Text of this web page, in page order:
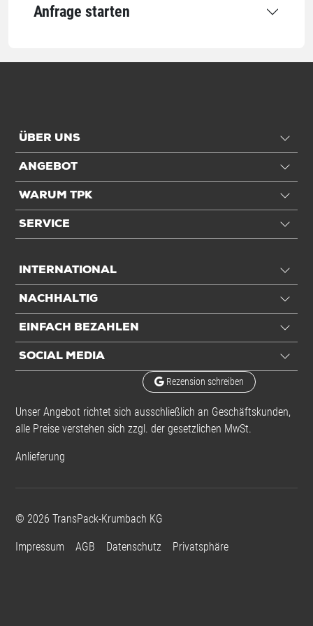
Qualität
Für DIN-Format DIN D3
Einheiten
Einheiten
Alle Angaben ohne Gewähr, Druckfehler vorbehalten.
Anfrage starten
ÜBER UNS
ANGEBOT
WARUM TPK
SERVICE
INTERNATIONAL
NACHHALTIG
EINFACH BEZAHLEN
SOCIAL MEDIA
Rezension schreiben
Unser Angebot richtet sich ausschließlich an Geschäftskunden,
alle Preise verstehen sich zzgl. der gesetzlichen MwSt.
Anlieferung
© 2026 TransPack-Krumbach KG
Impressum AGB Datenschutz Privatsphäre